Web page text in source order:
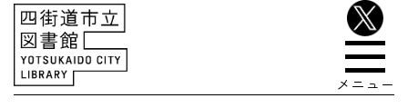
メニュー